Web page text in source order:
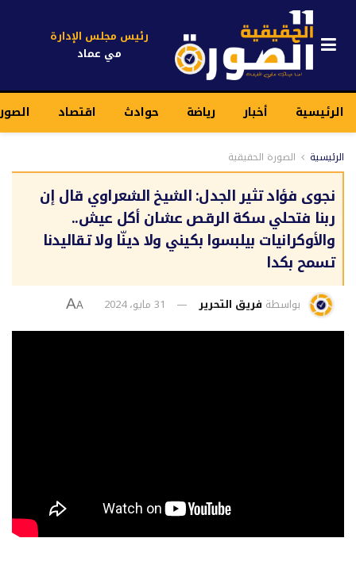
رئيس مجلس الإدارة
مي عماد
الرئيسية أخبار رياضة حوادث اقتصاد
الرئيسية الصورة الحقيقية
نجوى فؤاد تثير الجدل: الشيخ الشعراوي قال إن
ربنا فتحلي سكة الرقص عشان أكل عيش..
والأوكرانيات بيلبسوا بكيني ولا دينّا ولا تقاليدنا
تسمح بكدا
بواسطة فريق التحرير 31 مايو، 2024 A
A